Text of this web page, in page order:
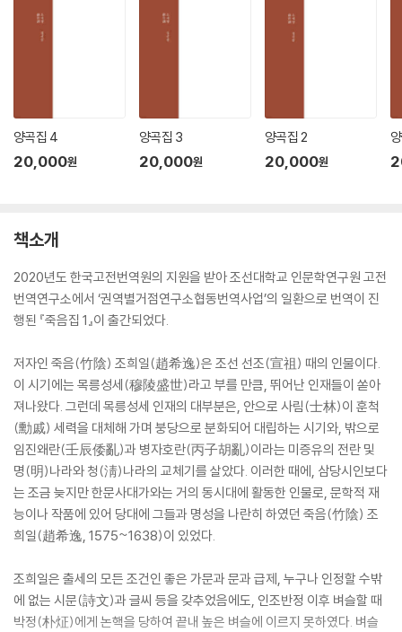
양곡집 4
20,000원
양곡집 3
20,000원
양곡집 2
20,000원
책소개
2020년도 한국고전번역원의 지원을 받아 조선대학교 인문학연구원 고전
번역연구소에서 ‘권역별거점연구소협동번역사업’의 일환으로 번역이 진
행된 『죽음집 1』이 출간되었다.
저자인 죽음(竹陰) 조희일(趙希逸)은 조선 선조(宣祖) 때의 인물이다.
이 시기에는 목릉성세(穆陵盛世)라고 부를 만큼, 뛰어난 인재들이 쏟아
져나왔다. 그런데 목릉성세 인재의 대부분은, 안으로 사림(士林)이 훈척
(勳戚) 세력을 대체해 가며 붕당으로 분화되어 대립하는 시기와, 밖으로
임진왜란(壬辰倭亂)과 병자호란(丙子胡亂)이라는 미증유의 전란 및
명(明)나라와 청(淸)나라의 교체기를 살았다. 이러한 때에, 삼당시인보다
는 조금 늦지만 한문사대가와는 거의 동시대에 활동한 인물로, 문학적 재
능이나 작품에 있어 당대에 그들과 명성을 나란히 하였던 죽음(竹陰) 조
희일(趙希逸, 1575~1638)이 있었다.
조희일은 출세의 모든 조건인 좋은 가문과 문과 급제, 누구나 인정할 수밖
에 없는 시문(詩文)과 글씨 등을 갖추었음에도, 인조반정 이후 벼슬할 때
박정(朴炡)에게 논핵을 당하여 끝내 높은 벼슬에 이르지 못하였다. 벼슬